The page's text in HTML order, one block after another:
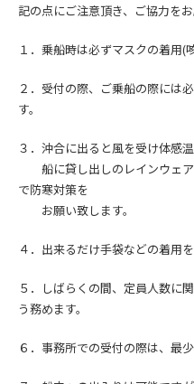
記の点にご注意頂き、 ご協力を
１．乗船時は必ずマスクの着用(
２．受付の際、ご乗船の際には
す。
３．沖合に出ると風を受け体感温
船に貸し出しのレインウェア
で防寒対策を
お願い致します。
４．出来るだけ手袋などの着用を
５．しばらくの間、定員人数に
う務めます。
６．事務所での受付の際は、最